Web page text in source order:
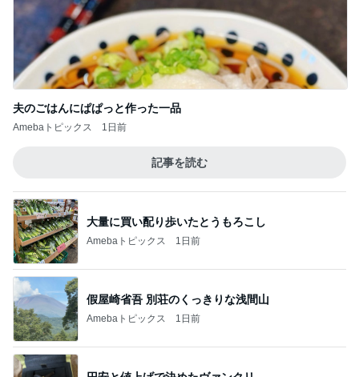
夫のごはんにぱぱっと作った一品
Amebaトピックス 1日前
記事を読む
大量に買い配り歩いたとうもろこし
Amebaトピックス 1日前
假屋崎省吾 別荘のくっきりな浅間山
Amebaトピックス 1日前